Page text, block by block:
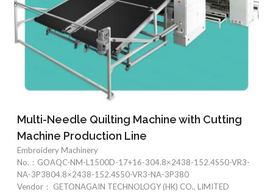
Multi-Needle Quilting Machine with Cutting
Machine Production Line
Embroidery Machinery
No.： GOAQC-NM-L1500D-17+16-304.8×2438-152.4S50-VR3-
NA-3P3804.8×2438-152.4S50-VR3-NA-3P380
Vendor：
GETONAGAIN TECHNOLOGY (HK) CO., LIMITED